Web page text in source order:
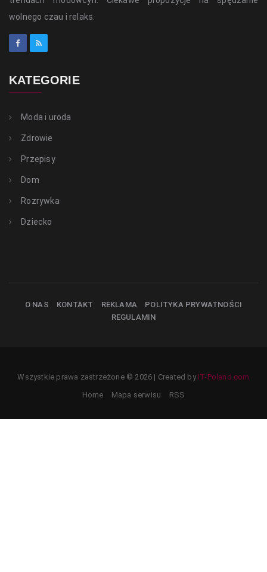
wolnego czau i relaks.
KATEGORIE
Moda i uroda
Zdrowie
Przepisy
Dom
Rozrywka
Dziecko
O NAS KONTAKT REKLAMA
POLITYKA PRYWATNOŚCI
REGULAMIN
Wszystkie prawa zastrzeżone © 2026 | Created by IT-Poland.com
Home
Mapa serwisu RSS